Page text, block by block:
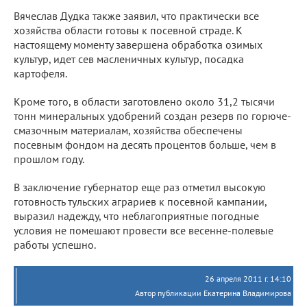
Вячеслав Дудка также заявил, что практически все
хозяйства области готовы к посевной страде. К
настоящему моменту завершена обработка озимых
культур, идет сев масленичных культур, посадка
картофеля.
Кроме того, в области заготовлено около 31,2 тысячи
тонн минеральных удобрений создан резерв по горюче-
смазочным материалам, хозяйства обеспечены
посевным фондом на десять процентов больше, чем в
прошлом году.
В заключение губернатор еще раз отметил высокую
готовность тульских аграриев к посевной кампании,
выразил надежду, что неблагоприятные погодные
условия не помешают провести все весенне-полевые
работы успешно.
26 апреля 2011 г. 14:10
Автор публикации Екатерина Владимирова